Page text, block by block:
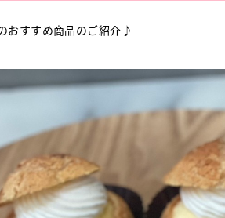
おすすめ商品のご紹介♪